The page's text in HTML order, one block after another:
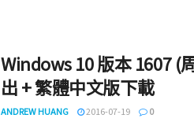
Windows 10 版本 1607 (
出 + 繁體中文版下載
ANDREW HUANG 2016-07-19 0